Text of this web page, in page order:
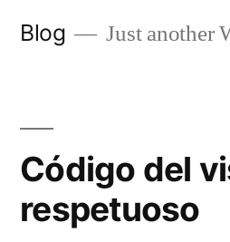
Blog Just another
Código del
respetuoso